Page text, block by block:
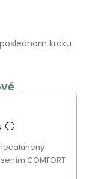
kroku
COMFORT